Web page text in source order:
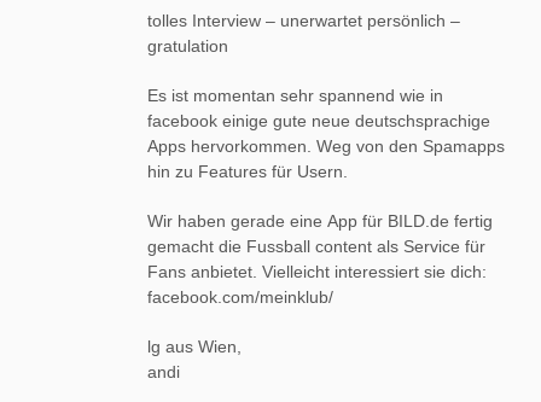
tolles Interview – unerwartet persönlich –
gratulation
Es ist momentan sehr spannend wie in
facebook einige gute neue deutschsprachige
Apps hervorkommen. Weg von den Spamapps
hin zu Features für Usern.
Wir haben gerade eine App für BILD.de fertig
gemacht die Fussball content als Service für
Fans anbietet. Vielleicht interessiert sie dich:
facebook.com/meinklub/
lg aus Wien,
andi